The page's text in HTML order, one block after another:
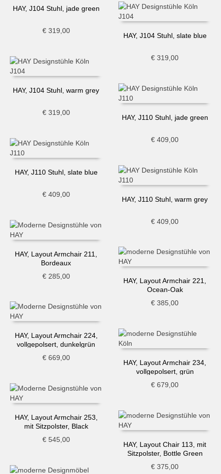
HAY, J104 Stuhl, jade green
€319,00
HAY, J104 Stuhl, slate blue
€ 319,00
HAY, J104 Stuhl, warm grey
€319,00
HAY, J110 Stuhl, jade green
€ 409,00
HAY, J110 Stuhl, slate blue
€409,00
HAY, J110 Stuhl, warm grey
€ 409,00
HAY, Layout Armchair 211,
Bordeaux
€285,00
HAY, Layout Armchair 221,
Ocean-Oak
€ 385,00
HAY, Layout Armchair 224,
vollgepolsert, dunkelgrün
€669,00
HAY, Layout Armchair 234,
vollgepolsert, grün
€ 679,00
HAY, Layout Armchair 253,
mit Sitzpolster, Black
€545,00
HAY, Layout Chair 113, mit
Sitzpolster, Bottle Green
€ 375,00